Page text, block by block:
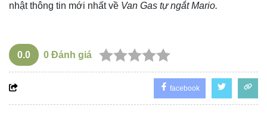
nhật thông tin mới nhất về Van Gas tự ngắt Mario.
0.0 0 Đánh giá
facebook